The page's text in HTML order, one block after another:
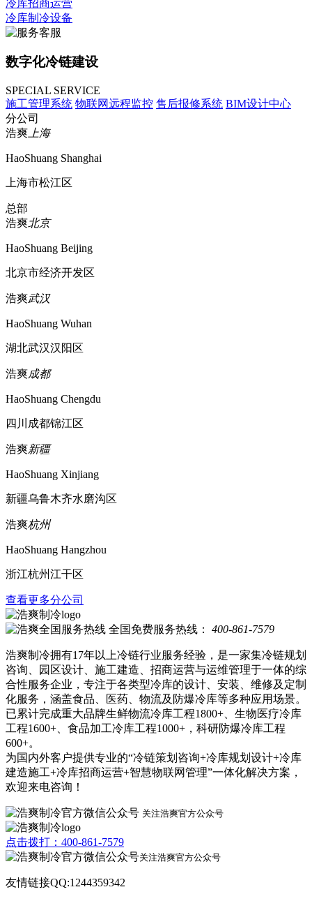
冷库招商运营
冷库制冷设备
数字化冷链建设
SPECIAL SERVICE
施工管理系统 物联网远程监控 售后报修系统 BIM设计中心
分公司
浩爽 上海
HaoShuang Shanghai
上海市松江区
总部
浩爽北京
HaoShuang Beijing
北京市经济开发区
浩爽武汉
HaoShuang Wuhan
湖北武汉汉阳区
浩爽成都
HaoShuang Chengdu
四川成都锦江区
浩爽新疆
HaoShuang Xinjiang
新疆乌鲁木齐水磨沟区
浩爽杭州
HaoShuang Hangzhou
浙江杭州江干区
查看更多分公司
全国免费服务热线： 400-861-7579
浩爽制冷拥有17年以上冷链行业服务经验，是一家集冷链规划
咨询、园区设计、施工建造、招商运营与运维管理于一体的综
合性服务企业，专注于各类型冷库的设计、安装、维修及定制
化服务，涵盖食品、医药、物流及防爆冷库等多种应用场景。
已累计完成重大品牌生鲜物流冷库工程1800+、生物医疗冷库
工程1600+、食品加工冷库工程1000+，科研防爆冷库工程
600+。
为国内外客户提供专业的“冷链策划咨询+冷库规划设计+冷库
建造施工+冷库招商运营+智慧物联网管理”一体化解决方案，
欢迎来电咨询！
关注浩爽官方公众号
点击拨打：400-861-7579
关注浩爽官方公众号
友情链接QQ:1244359342